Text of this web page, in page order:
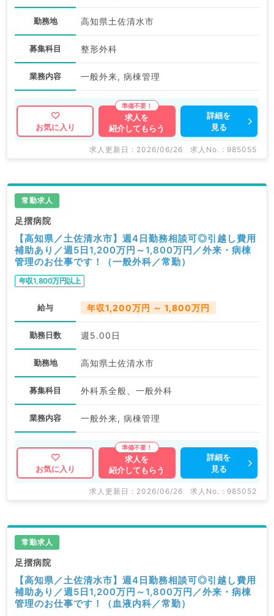
勤務地 高知県土佐清水市
募集科目 整形外科
業務内容 一般外来, 病棟管理
お気に入り
求人を
紹介してもらう
詳細を
見る
求人更新日 : 2026/06/26 求人No. : 985055
常勤求人
足摺病院
【高知県／土佐清水市】週4日勤務相談可◎引越し費用
補助あり／週5日1,200万円～1,800万円／外来・病棟
管理のお仕事です！（一般外科／常勤）
年収1,800万円以上
給与 年収1,200万円 ～ 1,800万円
勤務日数 週5.00日
勤務地 高知県土佐清水市
募集科目 外科系全般、一般外科
業務内容 一般外来, 病棟管理
お気に入り
求人を
紹介してもらう
詳細を
見る
求人更新日 : 2026/06/26 求人No. : 985052
常勤求人
足摺病院
【高知県／土佐清水市】週4日勤務相談可◎引越し費用
補助あり／週5日1,200万円～1,800万円／外来・病棟
管理のお仕事です！（血液内科／常勤）